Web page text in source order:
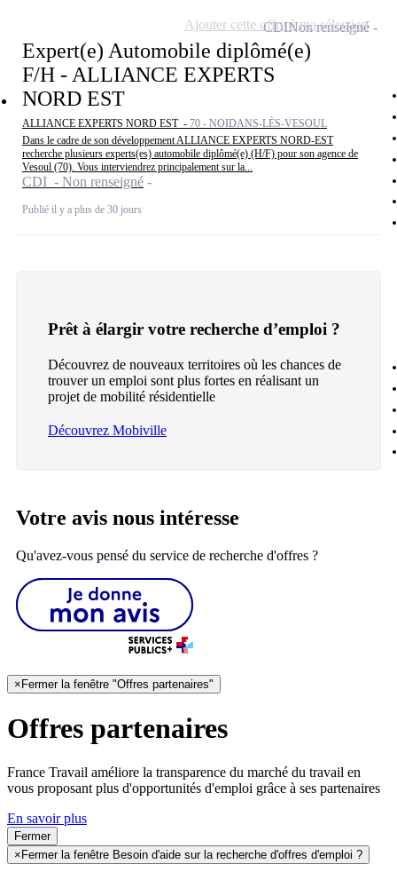
Expert(e) Automobile diplômé(e)
F/H - ALLIANCE EXPERTS
NORD EST
ALLIANCE EXPERTS NORD EST - 70 - NOIDANS-LÈS-VESOUL
Dans le cadre de son développement ALLIANCE EXPERTS NORD-EST
recherche plusieurs experts(es) automobile diplômé(e) (H/F) pour son agence de
Vesoul (70). Vous interviendrez principalement sur la...
CDI - Non renseigné
Publié il y a plus de 30 jours
CDINon renseigné
Ajouter cette offre à ma sélection
Prêt à élargir votre recherche d’emploi ?
Découvrez de nouveaux territoires où les chances de
trouver un emploi sont plus fortes en réalisant un
projet de mobilité résidentielle
Découvrez Mobiville
Votre avis nous intéresse
Qu'avez-vous pensé du service de recherche d'offres ?
× Fermer la fenêtre "Offres partenaires"
Offres partenaires
France Travail améliore la transparence du marché du travail en
vous proposant plus d'opportunités d'emploi grâce à ses partenaires
En savoir plus
Fermer
× Fermer la fenêtre Besoin d'aide sur la recherche d'offres d'emploi ?